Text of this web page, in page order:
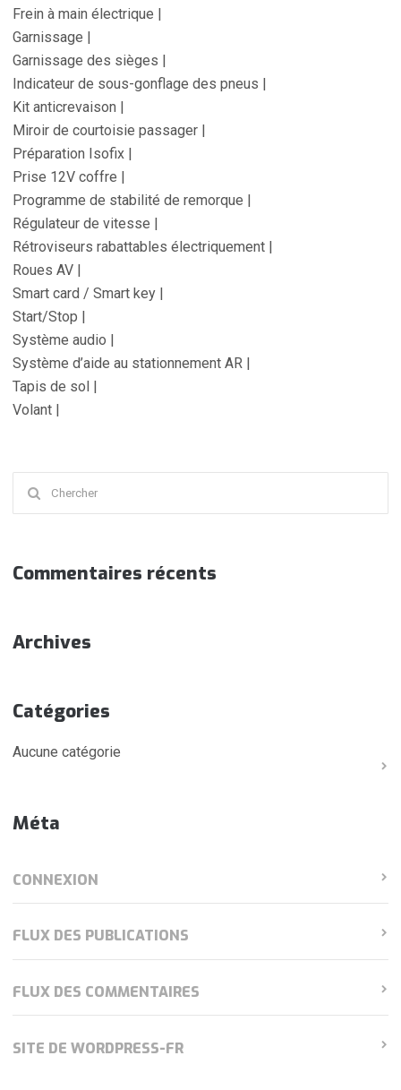
Frein à main électrique |
Garnissage |
Garnissage des sièges |
Indicateur de sous-gonflage des pneus |
Kit anticrevaison |
Miroir de courtoisie passager |
Préparation Isofix |
Prise 12V coffre |
Programme de stabilité de remorque |
Régulateur de vitesse |
Rétroviseurs rabattables électriquement |
Roues AV |
Smart card / Smart key |
Start/Stop |
Système audio |
Système d’aide au stationnement AR |
Tapis de sol |
Volant |
Commentaires récents
Archives
Catégories
Aucune catégorie
Méta
CONNEXION
FLUX DES PUBLICATIONS
FLUX DES COMMENTAIRES
SITE DE WORDPRESS-FR